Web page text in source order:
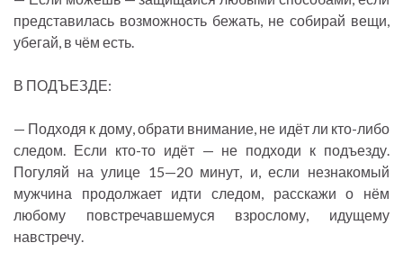
представилась возможность бежать, не собирай вещи,
убегай, в чём есть.
В ПОДЪЕЗДЕ:
— Подходя к дому, обрати внимание, не идёт ли кто-либо
следом. Если кто-то идёт — не подходи к подъезду.
Погуляй на улице 15—20 минут, и, если незнакомый
мужчина продолжает идти следом, расскажи о нём
любому повстречавшемуся взрослому, идущему
навстречу.